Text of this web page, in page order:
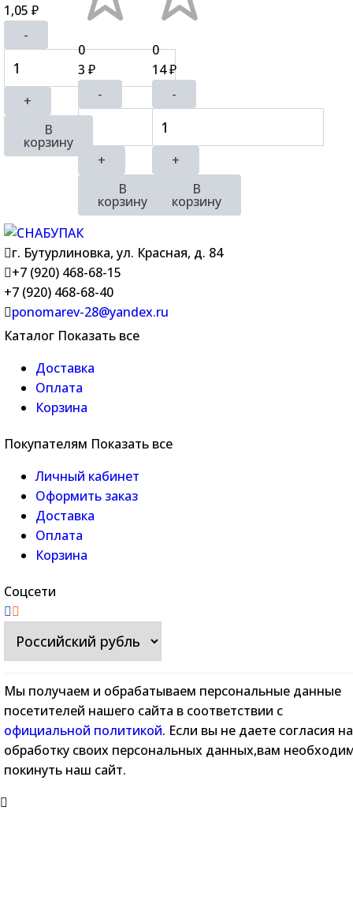
1,05 ₽
-
+
В
корзину
0
3₽
-
+
В
корзину
0
14₽
-
+
В
корзину
г. Бутурлиновка, ул. Красная, д. 84
+7 (920) 468-68-15
+7 (920) 468-68-40
ponomarev-28@yandex.ru
Каталог Показать все
Доставка
Оплата
Корзина
Покупателям Показать все
Личный кабинет
Оформить заказ
Доставка
Оплата
Корзина
Соцсети
Мы получаем и обрабатываем персональные данные
посетителей нашего сайта в соответствии с
официальной политикой. Если вы не даете согласия на
обработку своих персональных данных,вам
покинуть наш сайт.